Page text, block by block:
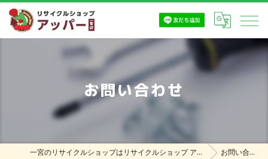
お問い合わせ
一宮のリサイクルショップはリサイクルショップ アッパー一宮店 お問い合わせ